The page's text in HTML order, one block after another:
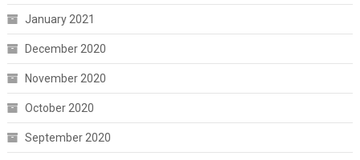
January 2021
December 2020
November 2020
October 2020
September 2020